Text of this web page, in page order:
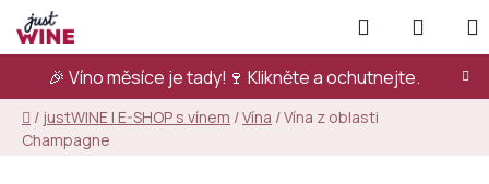
Přejít
na
obsah
🎉 Víno měsíce je tady!🍷 Klikněte a ochutnejte.
Hledat
KOŠÍK
Domů
/ justWINE | E-SHOP s vínem /Vína /Vína z oblasti
Champagne